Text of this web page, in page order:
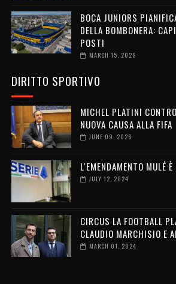
BOCA JUNIORS
DELLA BOMBONERA:
POSTI
MARCH 15, 2026
DIRITTO SPORTIVO
MICHEL PLATINI
NUOVA CAUSA ALLA FIFA
JUNE 09, 2026
L'EMENDAMENTO MULÉ
JULY 12, 2024
CIRCUS LA FOOTBALL
CLAUDIO MARCHISIO E
MARCH 01, 2024